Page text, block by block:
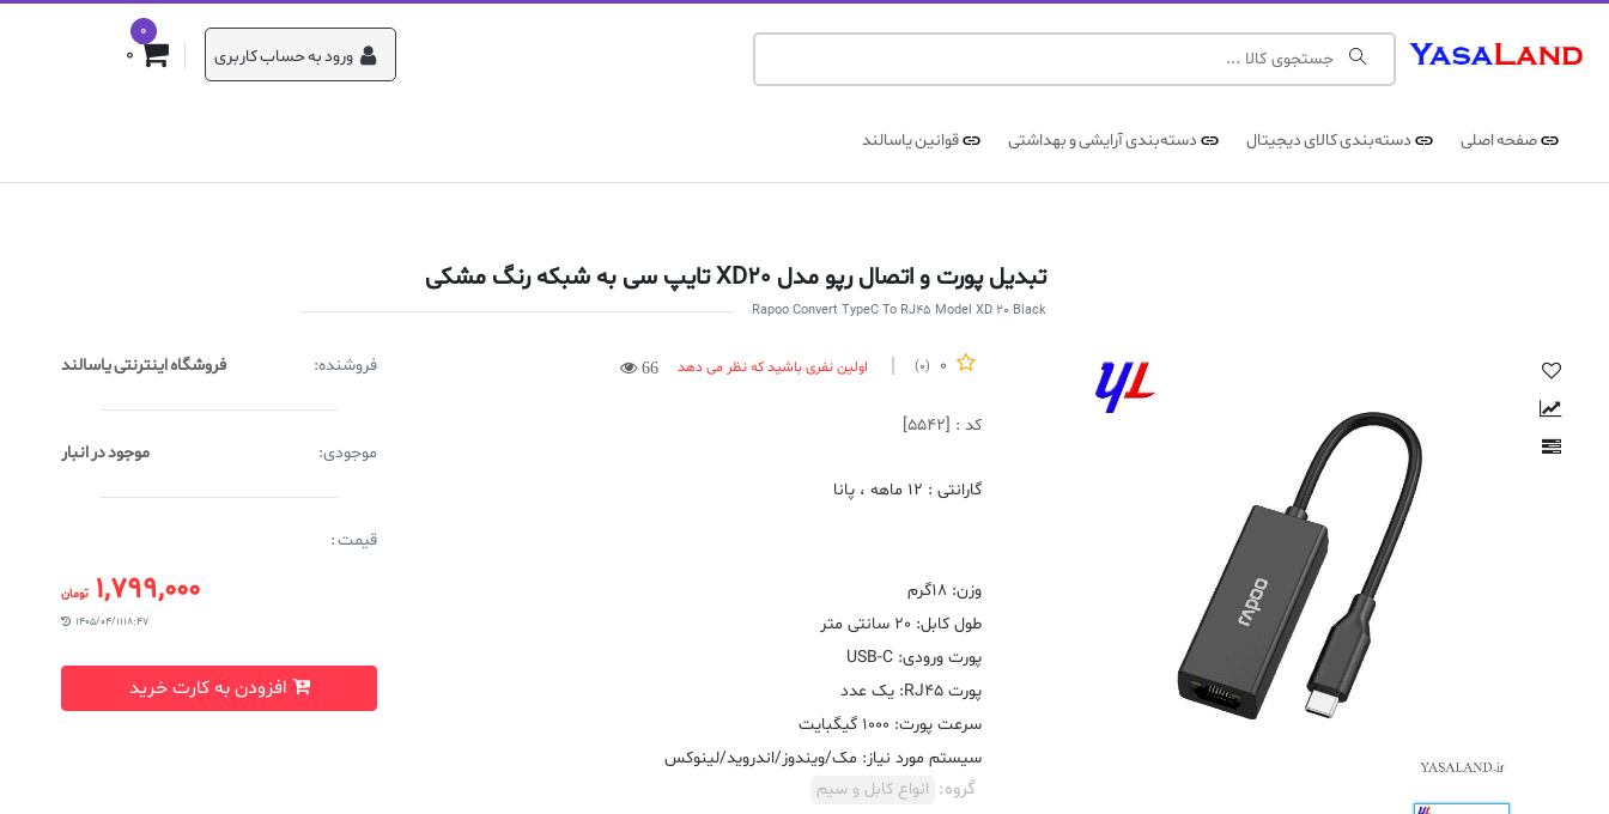
ورود به حساب کاربری
0
0
صفحه اصلی دسته‌بندی کالای دیجیتال دسته‌بندی آرایشی و بهداشتی قوانین یاسالند
تبدیل پورت و اتصال رپو مدل XD20 تایپ سی به شبکه رنگ مشکی
Rapoo Convert TypeC To RJ45 Model XD 20 Black
0
(0) اولین نفری باشید که نظر می دهد 66
کد : [5542]
سیستم مورد نیاز: مک/ویندوز/اندروید/لینوکس
گروه: انواع کابل و سیم
فروشنده: فروشگاه اینترنتی یاسالند
موجودی: موجود در انبار
قیمت :
1,799,000 تومان
1405/04/11 18:47
افزودن به کارت خرید